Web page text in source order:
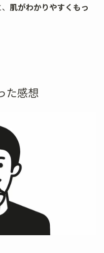
、肌がわかりやすくもっ
た感想